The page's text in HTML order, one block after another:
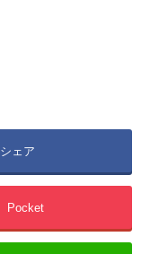
シェア
Pocket